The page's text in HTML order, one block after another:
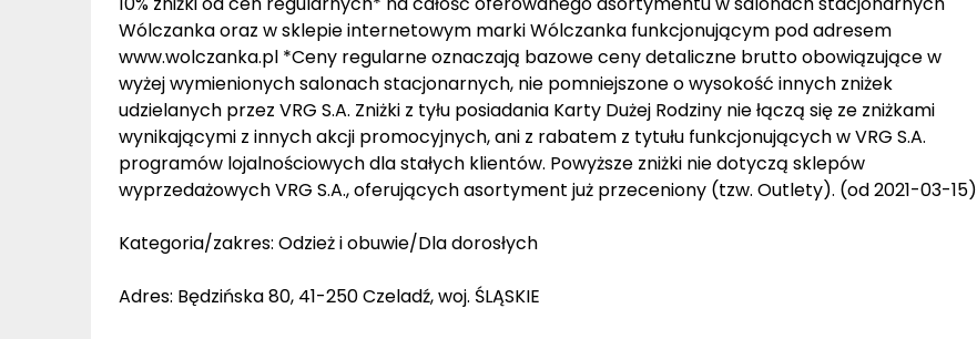
Wólczanka oraz w sklepie internetowym marki Wólczanka funkcjonującym pod adresem
www.wolczanka.pl *Ceny regularne oznaczają bazowe ceny detaliczne brutto obowiązujące w
wyżej wymienionych salonach stacjonarnych, nie pomniejszone o wysokość innych zniżek
udzielanych przez VRG S.A. Zniżki z tyłu posiadania Karty Dużej Rodziny nie łączą się ze zniżkami
wynikającymi z innych akcji promocyjnych, ani z rabatem z tytułu funkcjonujących w VRG S.A.
programów lojalnościowych dla stałych klientów. Powyższe zniżki nie dotyczą sklepów
wyprzedażowych VRG S.A., oferujących asortyment już przeceniony (tzw. Outlety). (od 2021-03-15)
Kategoria/zakres: Odzież i obuwie/Dla dorosłych
Adres: Będzińska 80, 41-250 Czeladź, woj. ŚLĄSKIE